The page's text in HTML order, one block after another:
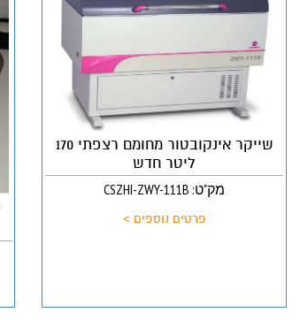
שייקר אינקובטור מחומם רצפתי 170
ליטר חדש
מק"ט: CSZHI-ZWY-111B
פרטים נוספים >